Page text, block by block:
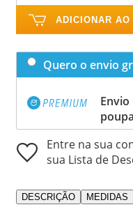
ADICIONAR AO
Quero o envio
Envio
Entre na sua
sua Lista de
DESCRIÇÃO MEDIDAS